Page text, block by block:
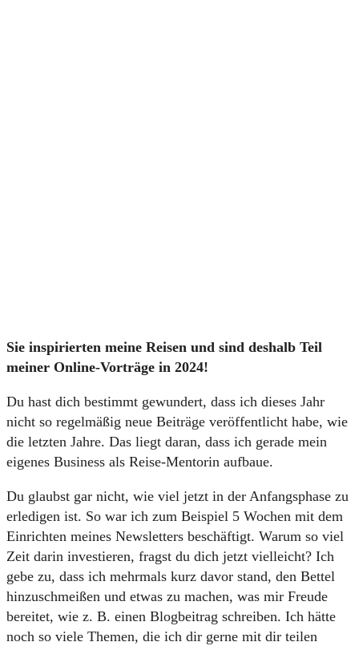
Sie inspirierten meine Reisen und sind deshalb Teil
meiner Online-Vorträge in 2024!
Du hast dich bestimmt gewundert, dass ich dieses Jahr
nicht so regelmäßig neue Beiträge veröffentlicht habe, wie
die letzten Jahre. Das liegt daran, dass ich gerade mein
eigenes Business als Reise-Mentorin aufbaue.
Du glaubst gar nicht, wie viel jetzt in der Anfangsphase zu
erledigen ist. So war ich zum Beispiel 5 Wochen mit dem
Einrichten meines Newsletters beschäftigt. Warum so viel
Zeit darin investieren, fragst du dich jetzt vielleicht? Ich
gebe zu, dass ich mehrmals kurz davor stand, den Bettel
hinzuschmeißen und etwas zu machen, was mir Freude
bereitet, wie z. B. einen Blogbeitrag schreiben. Ich hätte
noch so viele Themen, die ich dir gerne mit dir teilen